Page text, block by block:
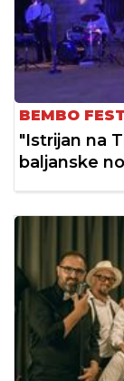
BEMBO FEST
"Istrijan na
baljanske